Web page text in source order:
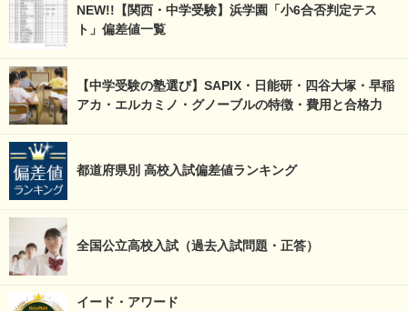
NEW!!【関西・中学受験】浜学園「小6合否判定テス
ト」偏差値一覧
【中学受験の塾選び】SAPIX・日能研・四谷大塚・早稲
アカ・エルカミノ・グノーブルの特徴・費用と合格力
都道府県別 高校入試偏差値ランキング
全国公立高校入試（過去入試問題・正答）
イード・アワード